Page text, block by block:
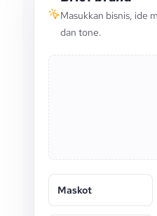
Masukkan bisnis, ide
dan tone.
Maskot